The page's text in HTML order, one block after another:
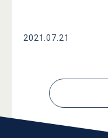
2021.07.21